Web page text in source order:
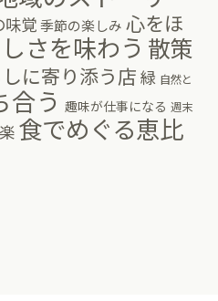
味覚季節の楽しみ 心をほ
さを味わう 散策
に寄り添う店 緑 自然と
合う 趣味が仕事になる 週末
食でめぐる恵比